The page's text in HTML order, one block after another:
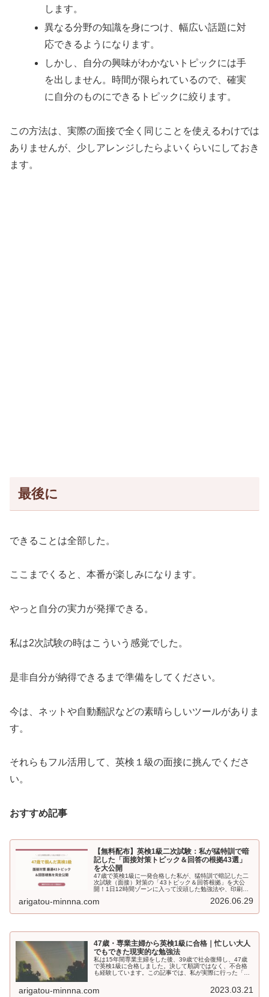
します。
異なる分野の知識を身につけ、幅広い話題に対
応できるようになります。
しかし、自分の興味がわかないトピックには手
を出しません。時間が限られているので、確実
に自分のものにできるトピックに絞ります。
この方法は、実際の面接で全く同じことを使えるわけでは
ありませんが、少しアレンジしたらよいくらいにしておき
ます。
最後に
できることは全部した。
ここまでくると、本番が楽しみになります。
やっと自分の実力が発揮できる。
私は2次試験の時はこういう感覚でした。
是非自分が納得できるまで準備をしてください。
今は、ネットや自動翻訳などの素晴らしいツールがありま
す。
それらもフル活用して、英検１級の面接に挑んでくださ
い。
おすすめ記事
【無料配布】英検1級二次試験：私が猛特訓で暗
記した「面接対策トピック＆回答の根拠43選」
を大公開
47歳で英検1級に一発合格した私が、猛特訓で暗記した二
次試験（面接）対策の「43トピック＆回答根拠」を大公
開！1日12時間ゾーンに入って没頭した勉強法や、印刷し
り）を網羅。社会派テーマの論理的なスピーチ構築に悩む
arigatou-minnna.com 2026.06.29
47歳・専業主婦から英検1級に合格｜忙しい大人
でもできた現実的な勉強法
私は15年間専業主婦をした後、39歳で社会復帰し、47歳
で英検1級に合格しました。決して順調ではなく、不合格
も経験しています。この記事では、私が実際に行った「忙
arigatou-minnna.com 2023.03.21